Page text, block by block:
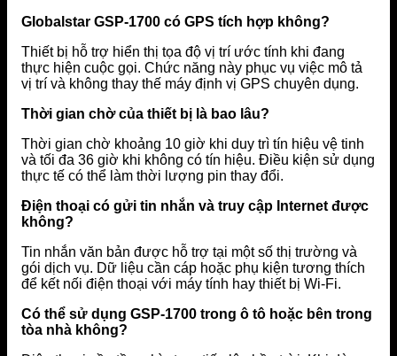
Globalstar GSP-1700 có GPS tích hợp không?
Thiết bị hỗ trợ hiển thị tọa độ vị trí ước tính khi đang
thực hiện cuộc gọi. Chức năng này phục vụ việc mô tả
vị trí và không thay thế máy định vị GPS chuyên dụng.
Thời gian chờ của thiết bị là bao lâu?
Thời gian chờ khoảng 10 giờ khi duy trì tín hiệu vệ tinh
và tối đa 36 giờ khi không có tín hiệu. Điều kiện sử dụng
thực tế có thể làm thời lượng pin thay đổi.
Điện thoại có gửi tin nhắn và truy cập Internet được
không?
Tin nhắn văn bản được hỗ trợ tại một số thị trường và
gói dịch vụ. Dữ liệu cần cáp hoặc phụ kiện tương thích
để kết nối điện thoại với máy tính hay thiết bị Wi-Fi.
Có thể sử dụng GSP-1700 trong ô tô hoặc bên trong
tòa nhà không?